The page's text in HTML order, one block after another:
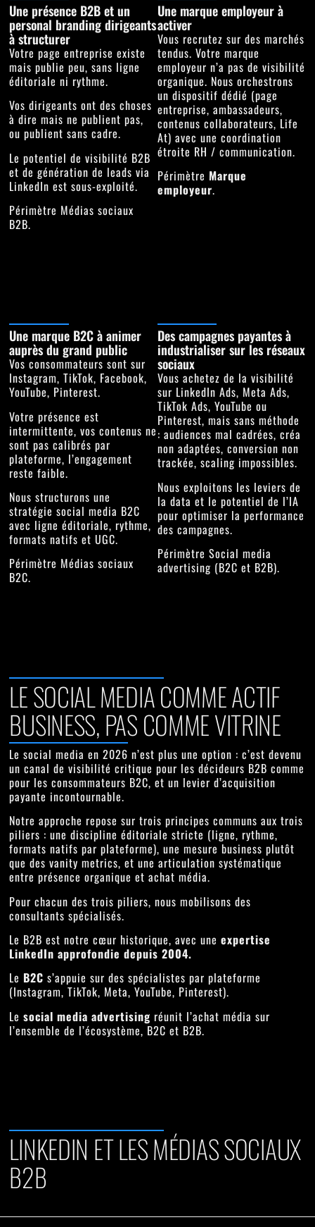
Une présence B2B et un
personal branding dirigeants
à structurer
Votre page entreprise existe
mais publie peu, sans ligne
éditoriale ni rythme.
Vos dirigeants ont des choses
à dire mais ne publient pas,
ou publient sans cadre.
Le potentiel de visibilité B2B
et de génération de leads via
LinkedIn est sous-exploité.
Périmètre Médias sociaux
B2B.
Une marque employeur à
activer
Vous recrutez sur des marchés
tendus. Votre marque
employeur n’a pas de visibilité
organique. Nous orchestrons
un dispositif dédié (page
entreprise, ambassadeurs,
contenus collaborateurs, Life
At) avec une coordination
étroite RH / communication.
Périmètre Marque
employeur.
Une marque B2C à animer
auprès du grand public
Vos consommateurs sont sur
Instagram, TikTok, Facebook,
YouTube, Pinterest.
Votre présence est
intermittente, vos contenus ne
sont pas calibrés par
plateforme, l’engagement
reste faible.
Nous structurons une
stratégie social media B2C
avec ligne éditoriale, rythme,
formats natifs et UGC.
Périmètre Médias sociaux
B2C.
Des campagnes payantes à
industrialiser sur les réseaux
sociaux
Vous achetez de la visibilité
sur LinkedIn Ads, Meta Ads,
TikTok Ads, YouTube ou
Pinterest, mais sans méthode
: audiences mal cadrées, créa
non adaptées, conversion non
trackée, scaling impossibles.
Nous exploitons les leviers de
la data et le potentiel de l’IA
pour optimiser la performance
des campagnes.
Périmètre Social media
advertising (B2C et B2B).
LE SOCIAL MEDIA COMME ACTIF
BUSINESS, PAS COMME VITRINE
Le social media en 2026 n’est plus une option : c’est devenu
un canal de visibilité critique pour les décideurs B2B comme
pour les consommateurs B2C, et un levier d’acquisition
payante incontournable.
Notre approche repose sur trois principes communs aux trois
piliers : unediscipline éditoriale stricte (ligne, rythme,
formats natifs par plateforme), unemesure business plutôt
que des vanity metrics, et une articulation systématique
entreprésence organique etachat média.
Pour chacun des trois piliers, nous mobilisons des
consultants spécialisés.
Le B2B est notre cœur historique, avec uneexpertise
LinkedIn approfondie depuis 2004.
Le B2C s’appuie sur des spécialistes par plateforme
(Instagram, TikTok, Meta, YouTube, Pinterest).
Lesocial media advertising réunit l’achat média sur
l’ensemble de l’écosystème, B2C et B2B.
LINKEDIN ET LES MÉDIAS SOCIAUX
B2B